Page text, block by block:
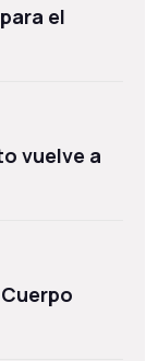
el
vuelve a